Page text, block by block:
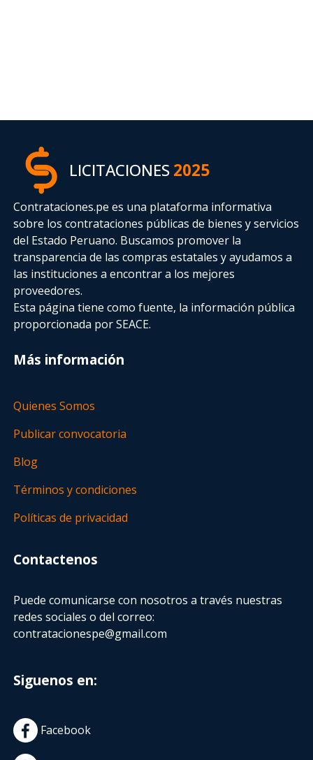
LICITACIONES2025
Contrataciones.pe es una plataforma informativa
sobre los contrataciones públicas de bienes y servicios
del Estado Peruano. Buscamos promover la
transparencia de las compras estatalesy ayudamos a
las instituciones a encontrar a los mejores
proveedores.
Esta página tiene como fuente, la información pública
proporcionada por SEACE.
Más información
Quienes Somos
Publicar convocatoria
Blog
Términos y condiciones
Políticas de privacidad
Contactenos
Puede comunicarse con nosotros a través nuestras
redes sociales o del correo:
contratacionespe@gmail.com
Siguenos en:
Facebook